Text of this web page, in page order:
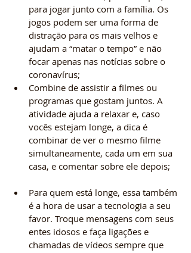
para jogar junto com a família. Os
jogos podem ser uma forma de
distração para os mais velhos e
ajudam a “matar o tempo” e não
focar apenas nas notícias sobre o
coronavírus;
Combine de assistir a filmes ou
programas que gostam juntos. A
atividade ajuda a relaxar e, caso
vocês estejam longe, a dica é
combinar de ver o mesmo filme
simultaneamente, cada um em sua
casa, e comentar sobre ele depois;
Para quem está longe, essa também
é a hora de usar a tecnologia a seu
favor. Troque mensagens com seus
entes idosos e faça ligações e
chamadas de vídeos sempre que